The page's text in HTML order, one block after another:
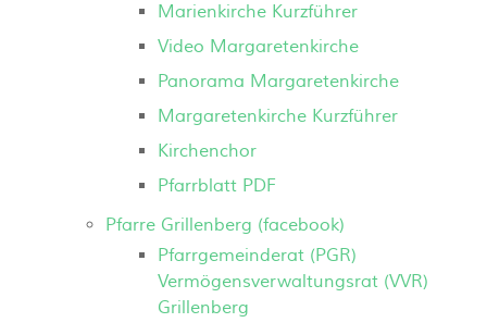
Marienkirche Kurzführer
Video Margaretenkirche
Panorama Margaretenkirche
Margaretenkirche Kurzführer
Kirchenchor
Pfarrblatt PDF
Pfarre Grillenberg (facebook)
Pfarrgemeinderat (PGR)
Vermögensverwaltungsrat (VVR)
Grillenberg